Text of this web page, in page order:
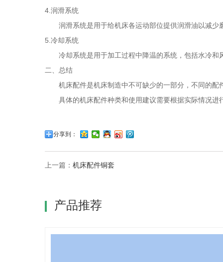
4.润滑系统
润滑系统是用于给机床各运动部位提供润滑油以减少
5.冷却系统
冷却系统是用于加工过程中降温的系统，包括水冷和
二、总结
机床配件是机床制造中不可缺少的一部分，不同的配
具体的机床配件种类和使用建议需要根据实际情况进
分享到：
上一篇： 机床配件铜套
产品推荐